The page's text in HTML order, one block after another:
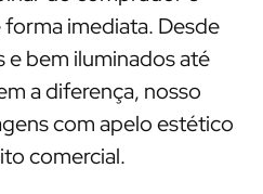
imediata. Desde
e bem iluminados até
a diferença, nosso
com apelo estético
comercial.